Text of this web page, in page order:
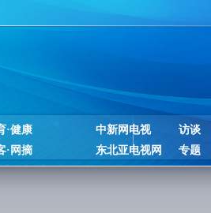
·健康
·网摘
中新网电视
访谈
东北亚电视网
专题